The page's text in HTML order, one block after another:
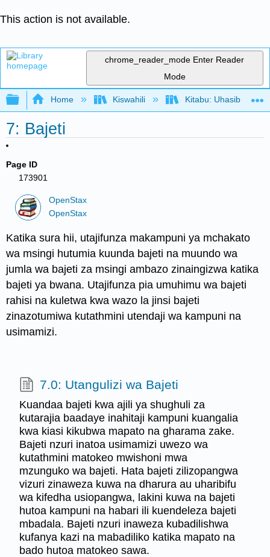
This action is not available.
chrome_reader_mode Enter Reader
Mode
Expand/collapse global hierarchy
Home Kiswahili Kitabu: Uhasibu wa
7: Bajeti
Page ID
173901
OpenStax
OpenStax
Katika sura hii, utajifunza makampuni ya mchakato
wa msingi hutumia kuunda bajeti na muundo wa
jumla wa bajeti za msingi ambazo zinaingizwa katika
bajeti ya bwana. Utajifunza pia umuhimu wa bajeti
rahisi na kuletwa kwa wazo la jinsi bajeti
zinazotumiwa kutathmini utendaji wa kampuni na
usimamizi.
7.0: Utangulizi wa Bajeti
Kuandaa bajeti kwa ajili ya shughuli za
kutarajia baadaye inahitaji kampuni kuangalia
kwa kiasi kikubwa mapato na gharama zake.
Bajeti nzuri inatoa usimamizi uwezo wa
kutathmini matokeo mwishoni mwa
mzunguko wa bajeti. Hata bajeti zilizopangwa
vizuri zinaweza kuwa na dharura au uharibifu
wa kifedha usiopangwa, lakini kuwa na bajeti
hutoa kampuni na habari ili kuendeleza bajeti
mbadala. Bajeti nzuri inaweza kubadilishwa
kufanya kazi na mabadiliko katika mapato na
bado hutoa matokeo sawa.